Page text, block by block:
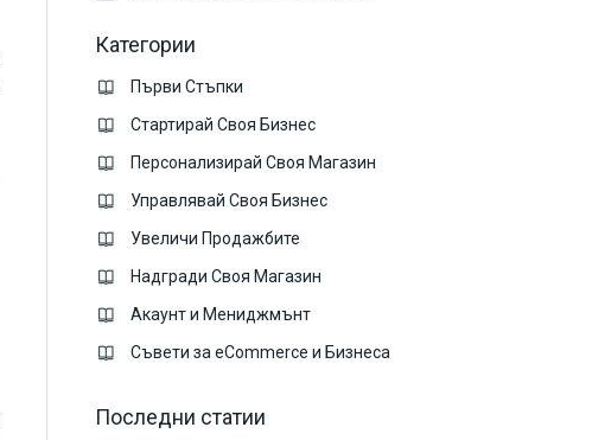
Категории
Първи Стъпки
Стартирай Своя Бизнес
Персонализирай Своя Магазин
Управлявай Своя Бизнес
Увеличи Продажбите
Надгради Своя Магазин
Акаунт и Мениджмънт
Съвети за eCommerce и Бизнеса
Последни статии